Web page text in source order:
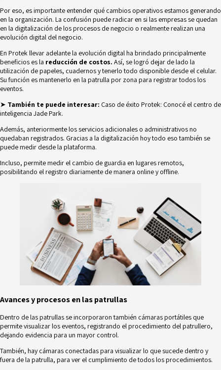
Por eso, es importante entender qué cambios operativos estamos generando
en la organización. La confusión puede radicar en si las empresas se quedan
en la digitalización de los procesos de negocio o realmente realizan una
evolución digital del negocio.
En Protek llevar adelante la evolución digital ha brindado principalmente
beneficios es la reducción de costos. Así, se logró dejar de lado la
utilización de papeles, cuadernos y tenerlo todo disponible desde el celular.
Su función es mantenerlo en la patrulla por zona para registrar todos los
eventos.
➤ También te puede interesar: Caso de éxito Protek: Conocé el centro de
inteligencia Jade Park.
Además, anteriormente los servicios adicionales o administrativos no
quedaban registrados. Gracias a la digitalización hoy todo eso también se
puede medir desde la plataforma.
Incluso, permite medir el cambio de guardia en lugares remotos,
posibilitando el registro diariamente de manera online y offline.
Avances y procesos en las patrullas
Dentro de las patrullas se incorporaron también cámaras portátiles que
permite visualizar los eventos, registrando el procedimiento del patrullero,
dejando evidencia para un mayor control.
También, hay cámaras conectadas para visualizar lo que sucede dentro y
fuera de la patrulla, para ver el cumplimiento de todos los procedimientos.